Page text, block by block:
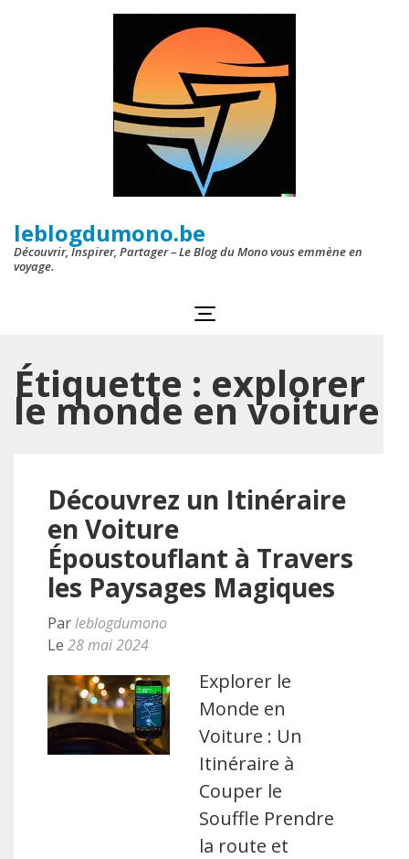
leblogdumono.be
Découvrir, Inspirer, Partager – Le Blog du Mono vous emmène en
voyage.
Étiquette : explorer
le monde en voiture
Découvrez un Itinéraire
en Voiture
Époustouflant à Travers
les Paysages Magiques
Parleblogdumono
Le 28 mai 2024
Explorer le
Monde en
Voiture : Un
Itinéraire à
Couper le
Souffle Prendre
la route et